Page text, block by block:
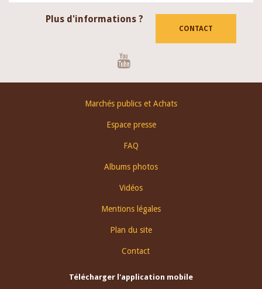
Plus d'informations ?
CONTACT
Marchés publics et Achats
Espace presse
FAQ
Albums photos
Vidéos
Mentions légales
Plan du site
Contact
Télécharger l'application mobile